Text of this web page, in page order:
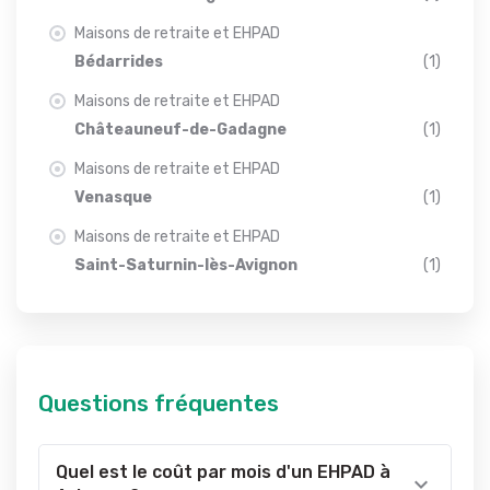
Maisons de retraite et EHPAD
Bédarrides
(1)
Maisons de retraite et EHPAD
Châteauneuf-de-Gadagne
(1)
Maisons de retraite et EHPAD
Venasque
(1)
Maisons de retraite et EHPAD
Saint-Saturnin-lès-Avignon
(1)
Questions fréquentes
Quel est le coût par mois d'un EHPAD à